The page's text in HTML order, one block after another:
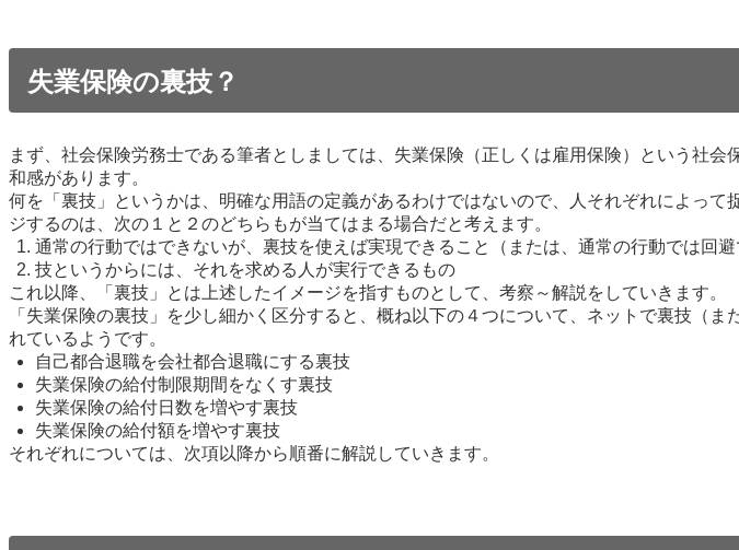
失業保険の裏技？
まず、社会保険労務士である筆者としましては、失業保険（正しくは雇用保険）という社
和感があります。
何を「裏技」というかは、明確な用語の定義があるわけではないので、人それぞれによっ
ジするのは、次の１と２のどちらもが当てはまる場合だと考えます。
通常の行動ではできないが、裏技を使えば実現できること（または、通常の行動では回
技というからには、それを求める人が実行できるもの
これ以降、「裏技」とは上述したイメージを指すものとして、考察～解説をしていきます。
「失業保険の裏技」を少し細かく区分すると、概ね以下の４つについて、ネットで裏技（
れているようです。
自己都合退職を会社都合退職にする裏技
失業保険の給付制限期間をなくす裏技
失業保険の給付日数を増やす裏技
失業保険の給付額を増やす裏技
それぞれについては、次項以降から順番に解説していきます。